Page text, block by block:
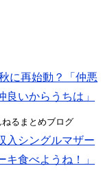
に再始動？「仲悪
いからうちは」
るまとめブログ
入シングルマザー
食べようね！」